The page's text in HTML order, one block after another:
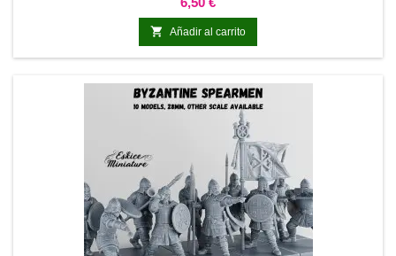
 Añadir al carrito